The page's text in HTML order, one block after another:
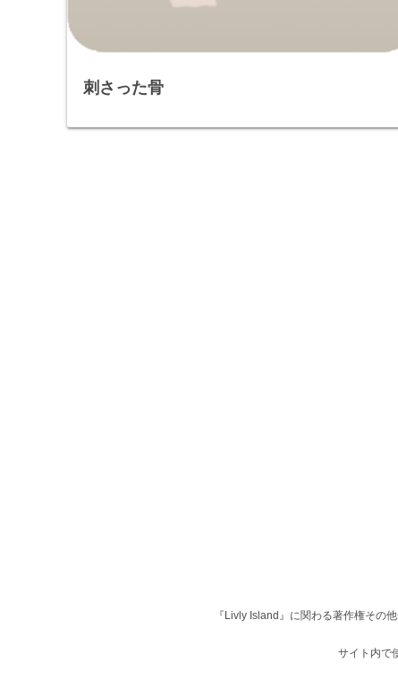
刺さった骨
『Livly Island』に関わる著作権その
サイト内で